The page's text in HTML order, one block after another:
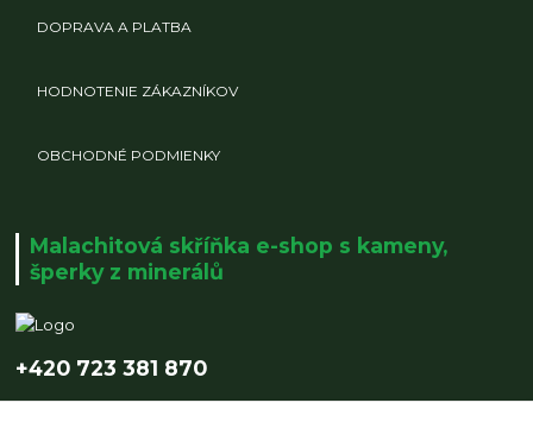
DOPRAVA A PLATBA
HODNOTENIE ZÁKAZNÍKOV
OBCHODNÉ PODMIENKY
Malachitová skříňka e-shop s kameny,
šperky z minerálů
+420 723 381 870